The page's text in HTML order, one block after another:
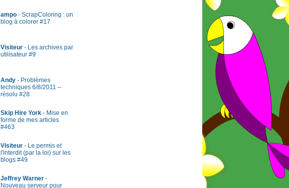
ampo - ScrapColoring : un
blog à colorer #17
Visiteur - Les archives par
utilisateur #9
Andy - Problèmes
techniques 6/8/2011 --
résolu #28
Skip Hire York - Mise en
forme de mes articles
#463
Visiteur - Le permis et
l'interdit (par la loi) sur les
blogs #49
Jeffrey Warner -
Nouveau serveur pour